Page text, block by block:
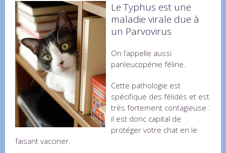
Le Typhus est une
maladie virale due à
un Parvovirus
On l’appelle aussi
panleucopénie féline.
Cette pathologie est
spécifique des félidés et est
très fortement contagieuse :
il est donc capital de
protéger votre chat en le
faisant vacciner.